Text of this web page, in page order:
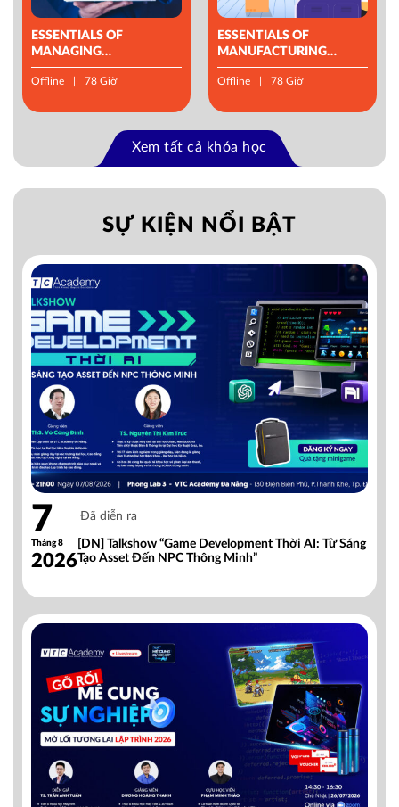
ESSENTIALS OF
MANAGING
OPERATIONS
Offline 78 Giờ
ESSENTIALS OF
MANUFACTURING
MANAGEMENT
Offline 78 Giờ
Xem tất cả khóa học
SỰ KIỆN NỔI BẬT
7
Tháng 8
2026
Đã diễn ra
[DN] Talkshow “Game Development Thời AI: Từ Sáng
Tạo Asset Đến NPC Thông Minh”